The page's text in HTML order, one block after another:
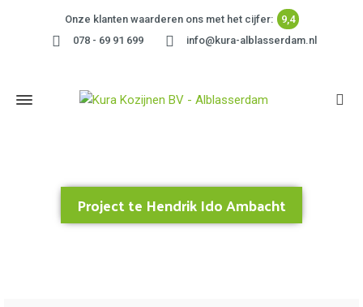
Onze klanten waarderen ons met het cijfer:
9,4
078 - 69 91 699
info@kura-alblasserdam.nl
Project te Hendrik Ido Ambacht